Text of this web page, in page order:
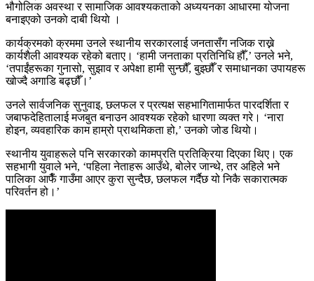
भौगोलिक अवस्था र सामाजिक आवश्यकताको अध्ययनका आधारमा योजना
बनाइएको उनकाे दाबी थियाे ।
कार्यक्रमको क्रममा उनले स्थानीय सरकारलाई जनतासँग नजिक राख्ने
कार्यशैली आवश्यक रहेको बताए। ‘हामी जनताका प्रतिनिधि हौँ,’ उनले भने,
‘तपाईंहरूका गुनासो, सुझाव र अपेक्षा हामी सुन्छौँ, बुझ्छौँ र समाधानका उपायहरू
खोज्दै अगाडि बढ्छौँ।’
उनले सार्वजनिक सुनुवाइ, छलफल र प्रत्यक्ष सहभागितामार्फत पारदर्शिता र
जबाफदेहितालाई मजबुत बनाउन आवश्यक रहेको धारणा व्यक्त गरे। ‘नारा
होइन, व्यवहारिक काम हाम्रो प्राथमिकता हो,’ उनकाे जोड थियाे।
स्थानीय युवाहरूले पनि सरकारको कामप्रति प्रतिक्रिया दिएका थिए। एक
सहभागी युवाले भने, ‘पहिला नेताहरू आउँथे, बोलेर जान्थे, तर अहिले भने
पालिका आफैँ गाउँमा आएर कुरा सुन्दैछ, छलफल गर्दैछ यो निकै सकारात्मक
परिवर्तन हो।’